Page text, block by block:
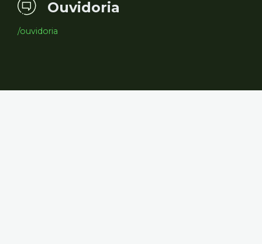
Ouvidoria
/ouvidoria